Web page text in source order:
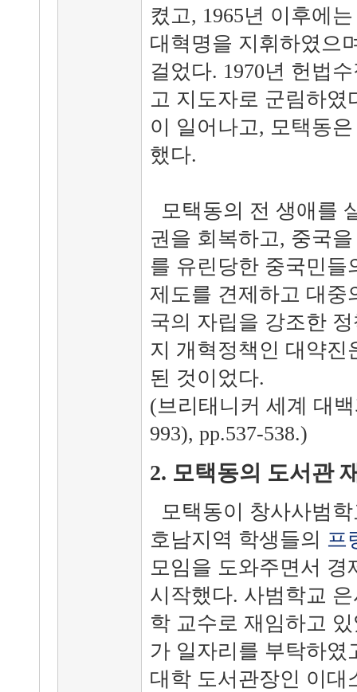
켰고, 1965년 이후에
대혁명을 지휘하였으
걸었다. 1970년 헌법
고 지도자로 군림하였
이 일어나고, 모택동
했다.
모택동의 전 생애를
권을 회복하고, 중국
를 유린당한 중국민들
제도를 견제하고 대중
국의 자립을 강조한
지 개혁정책인 대약진
된 것이었다.
(브리태니커 세계 대
993), pp.537-538.)
2. 모택동의 도서관
모택동이 창사사범
호남지역 학생들의 프
모임을 도와주면서 경
시작했다. 사범학교
학 교수로 재임하고
가 일자리를 부탁하였
대학 도서관장인 이대